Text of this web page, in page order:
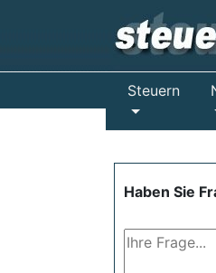
Steuern
Haben Sie